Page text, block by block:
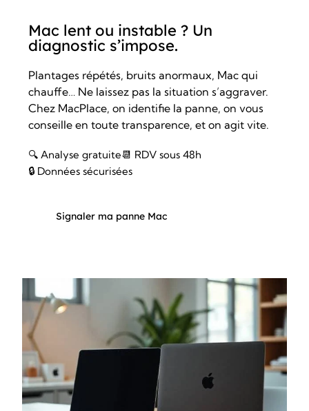
Mac lent ou instable ? Un
diagnostic s’impose.
Plantages répétés, bruits anormaux, Mac qui
chauffe… Ne laissez pas la situation s’aggraver.
Chez MacPlace, on identifie la panne, on vous
conseille en toute transparence, et on agit vite.
🔍 Analyse gratuite📆 RDV sous 48h
🔒 Données sécurisées
Signaler ma panne Mac